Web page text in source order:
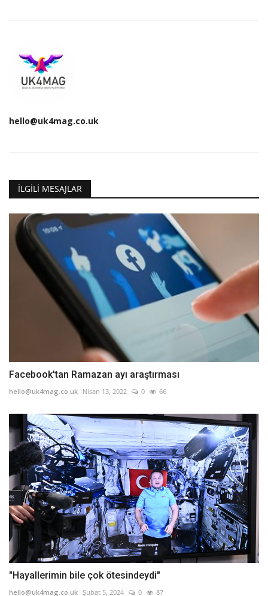
hello@uk4mag.co.uk
İLGILI MESAJLAR
Facebook'tan Ramazan ayı araştırması
hello@uk4mag.co.uk Nisan 13, 2022 0 66
"Hayallerimin bile çok ötesindeydi"
hello@uk4mag.co.uk Şubat 5, 2024 0 87